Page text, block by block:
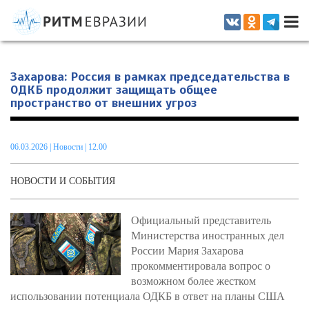
Информационно-аналитическое издание, посвященное актуальным
проблемам интеграции на постсоветском пространстве
Захарова: Россия в рамках председательства в
ОДКБ продолжит защищать общее
пространство от внешних угроз
06.03.2026 Новости | 12.00
НОВОСТИ И СОБЫТИЯ
Официальный представитель
Министерства иностранных дел
России Мария Захарова
прокомментировала вопрос о
возможном более жестком
использовании потенциала ОДКБ в ответ на планы США